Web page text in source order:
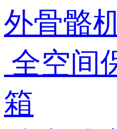
外骨骼
全空间
箱